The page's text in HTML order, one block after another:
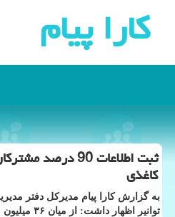
كارا پیام
ثبت اطلاعات 90
كاغذی
به گزارش كارا پیام مدیركل دفتر
توانیر